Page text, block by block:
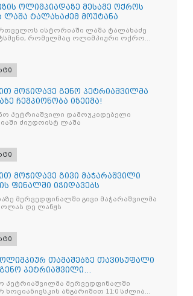
ოლიმპიადაზე მესამე ოქროს
ტალახაძემ მოუტანა
ისტორიაში ლაშა ტალახაძე
რომელმაც ოლიმპიური ოქრო
მოჭიდავე გენო პეტრიაშვილმა
ჩემპიონობა იზეიმა!
პეტრიაშვილი დამოუკიდებელი
ძიუდოისტ ლაშა
მოჭიდავე გივი მაჭარაშვილი
ფინალში იჭიდავებს
მერვედფინალში გივი მაჭარაშვილმა
დე ლანჟს
თამაშებზე თავისუფალი
პეტრიაშვილი
პეტრიაშვილმა მერვედფინალში
ანგარიშით 11:0 სძლია